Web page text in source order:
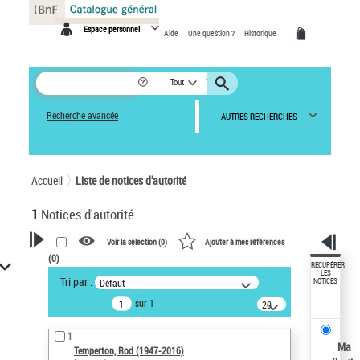
Espace personnel Aide Une question ? Historique
Tout
Recherche avancée AUTRES RECHERCHES
Accueil Liste de notices d’autorité
1 Notices d'autorité
VOTRE RECHERCHE
Recherche avancée dans les
notices d’autorité
Œuvres liées à l'auteur :
Temperton, Rod (1947-2016)
Voir la sélection (0) Ajouter à mes références
(0)
Tri par : Défaut
sur 1
20
résultats/page
1
Temperton, Rod (1947-2016)
RÉCUPÉRER
LES
NOTICES
Ma
Panneau de gestion des cookies